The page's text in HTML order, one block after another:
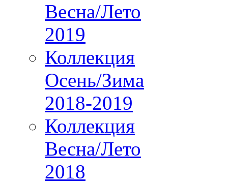
Весна/Лето
2019
Коллекция
Осень/Зима
2018-2019
Коллекция
Весна/Лето
2018